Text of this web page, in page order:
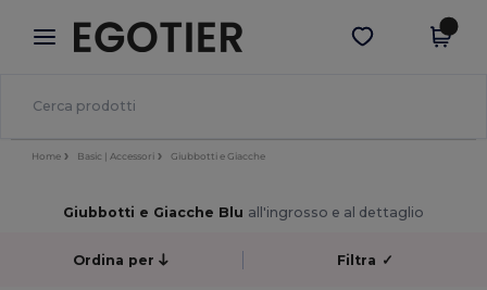
× App Egotier
Prezzi migliori sull'app!
Scarica app
Home Basic | Accessori Giubbotti e Giacche
Giubbotti e Giacche Blu all'ingrosso e al dettaglio
Ordina per Filtra ✓